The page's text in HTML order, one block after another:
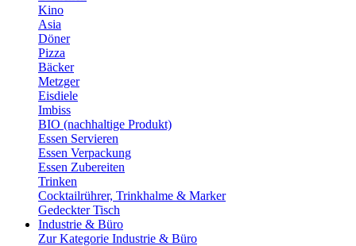
Kino
Asia
Döner
Pizza
Bäcker
Metzger
Eisdiele
Imbiss
BIO (nachhaltige Produkt)
Essen Servieren
Essen Verpackung
Essen Zubereiten
Trinken
Cocktailrührer, Trinkhalme & Marker
Gedeckter Tisch
Industrie & Büro
Zur Kategorie Industrie & Büro